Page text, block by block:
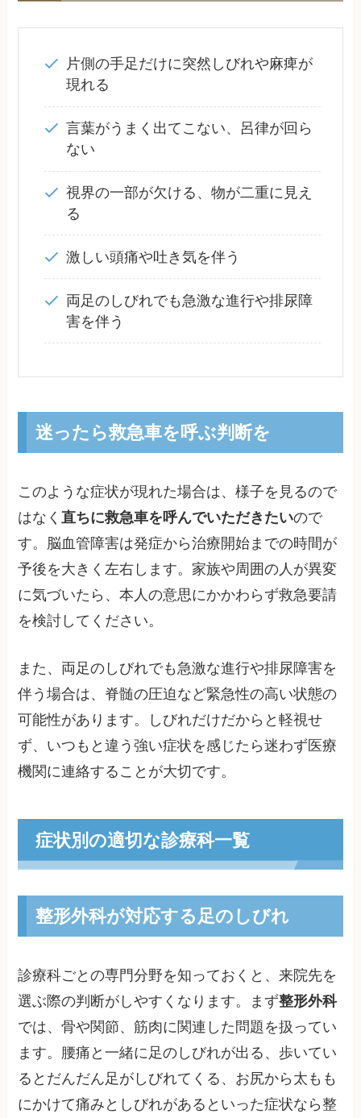
片側の手足だけに突然しびれや麻痺が
現れる
言葉がうまく出てこない、呂律が回ら
ない
視界の一部が欠ける、物が二重に見え
る
激しい頭痛や吐き気を伴う
両足のしびれでも急激な進行や排尿障
害を伴う
迷ったら救急車を呼ぶ判断を
このような症状が現れた場合は、様子を見るので
はなく直ちに救急車を呼んでいただきたいので
す。脳血管障害は発症から治療開始までの時間が
予後を大きく左右します。家族や周囲の人が異変
に気づいたら、本人の意思にかかわらず救急要請
を検討してください。
また、両足のしびれでも急激な進行や排尿障害を
伴う場合は、脊髄の圧迫など緊急性の高い状態の
可能性があります。しびれだけだからと軽視せ
ず、いつもと違う強い症状を感じたら迷わず医療
機関に連絡することが大切です。
症状別の適切な診療科一覧
整形外科が対応する足のしびれ
診療科ごとの専門分野を知っておくと、来院先を
選ぶ際の判断がしやすくなります。まず整形外科
では、骨や関節、筋肉に関連した問題を扱ってい
ます。腰痛と一緒に足のしびれが出る、歩いてい
るとだんだん足がしびれてくる、お尻から太もも
にかけて痛みとしびれがあるといった症状なら整